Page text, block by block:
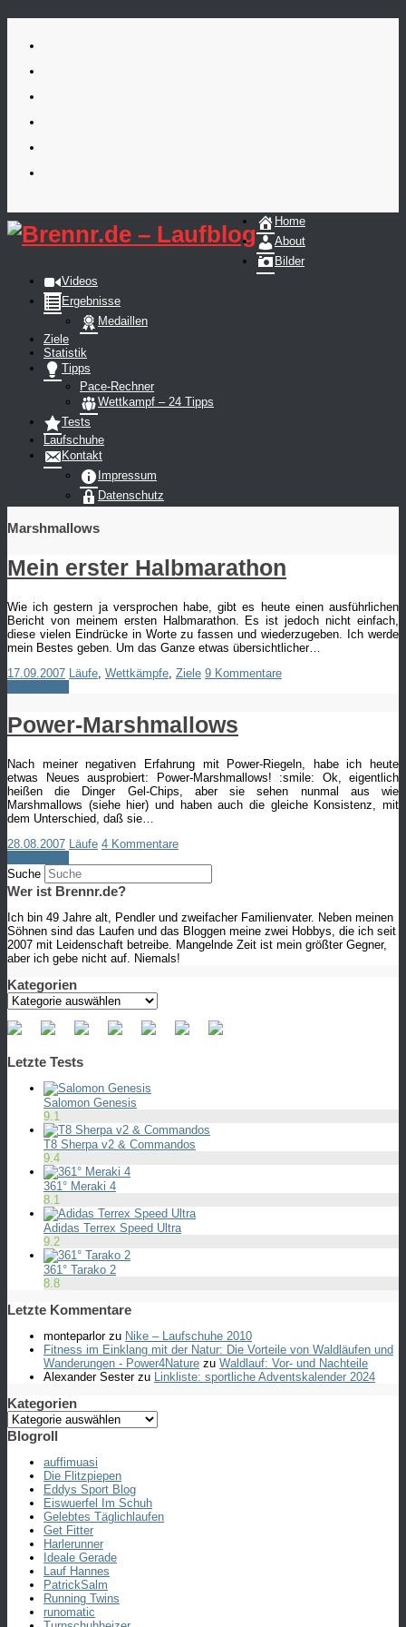
content
Home
About
Bilder
Videos
Ergebnisse
Medaillen
Ziele
Statistik
Tipps
Pace-Rechner
Wettkampf – 24 Tipps
Tests
Laufschuhe
Kontakt
Impressum
Datenschutz
Marshmallows
Mein erster Halbmarathon
Wie ich gestern ja versprochen habe, gibt es heute einen ausführlichen
Bericht von meinem ersten Halbmarathon. Es ist jedoch nicht einfach,
diese vielen Eindrücke in Worte zu fassen und wiederzugeben. Ich werde
mein Bestes geben. Um das Ganze etwas übersichtlicher…
17.09.2007 Läufe Wettkämpfe Ziele 9 Kommentare
Power-Marshmallows
Nach meiner negativen Erfahrung mit Power-Riegeln, habe ich heute
etwas Neues ausprobiert: Power-Marshmallows! :smile: Ok, eigentlich
heißen die Dinger Gel-Chips, aber sie sehen nunmal aus wie
Marshmallows (siehe hier) und haben auch die gleiche Konsistenz, mit
dem Unterschied, daß sie…
28.08.2007 Läufe 4 Kommentare
Suche
Wer ist Brennr.de?
Ich bin 49 Jahre alt, Pendler und zweifacher Familienvater. Neben meinen
Söhnen sind das Laufen und das Bloggen meine zwei Hobbys, die ich seit
2007 mit Leidenschaft betreibe. Mangelnde Zeit ist mein größter Gegner,
aber ich gebe nicht auf. Niemals!
Kategorien
Kategorien
Letzte Tests
Salomon Genesis
9.1
T8 Sherpa v2 & Commandos
9.4
361° Meraki 4
8.1
Adidas Terrex Speed Ultra
9.2
361° Tarako 2
8.8
Letzte Kommentare
monteparlorzu Nike – Laufschuhe 2010
Fitness im Einklang mit der Natur: Die Vorteile von Waldläufen und
Wanderungen - Power4Nature zu Waldlauf: Vor- und Nachteile
Alexander Sesterzu Linkliste: sportliche Adventskalender 2024
Kategorien
Kategorien
Blogroll
auffimuasi
Die Flitzpiepen
Eddys Sport Blog
Eiswuerfel Im Schuh
Gelebtes Täglichlaufen
Get Fitter
Harlerunner
Ideale Gerade
Lauf Hannes
PatrickSalm
Running Twins
runomatic